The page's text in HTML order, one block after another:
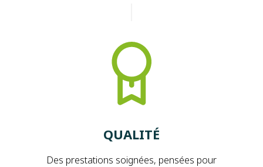
QUALITÉ
Des prestations soignées, pensées pour